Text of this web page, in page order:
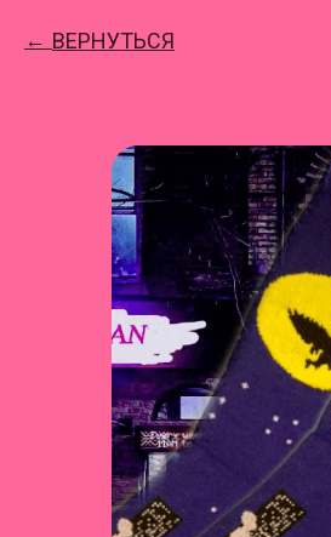
ВЕРНУТЬСЯ